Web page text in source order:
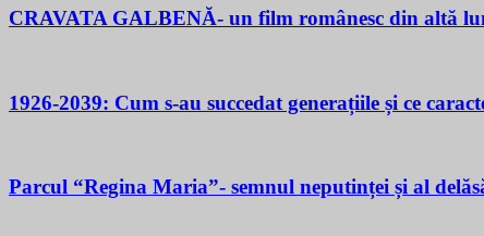
CRAVATA GALBENĂ- un film românesc din altă
1926-2039: Cum s-au succedat generațiile și ce
Parcul “Regina Maria”- semnul neputinței și al